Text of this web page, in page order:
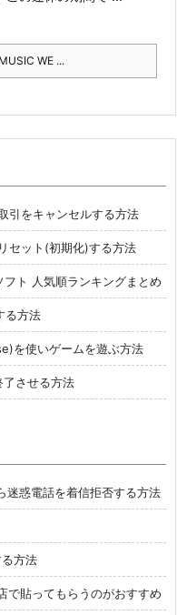
WE ...
引をキャンセルする方法
セット(初期化)する方法
フト 人気順ランキングまとめ
る方法
を使いゲームを遊ぶ方法
了させる方法
迷惑電話を着信拒否する方法
方法
貼ってもらうのがおすすめ